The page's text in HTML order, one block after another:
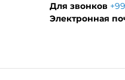
Для звонков
Электронная